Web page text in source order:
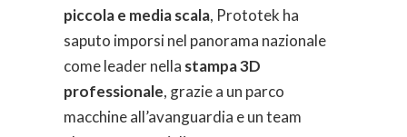
piccola e media scala, Prototek ha
saputo imporsi nel panorama nazionale
come leader nella stampa 3D
professionale, grazie a un parco
macchine all’avanguardia e un team